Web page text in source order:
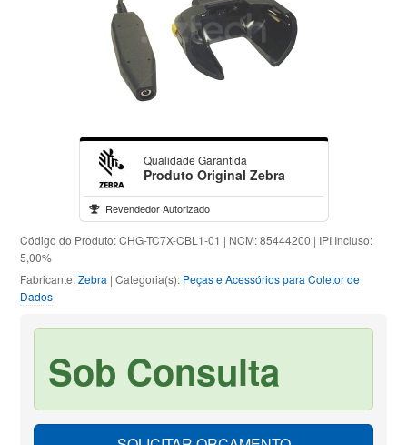
Qualidade Garantida
Produto Original Zebra
Revendedor Autorizado
Código do Produto: CHG-TC7X-CBL1-01 | NCM: 85444200 | IPI Incluso:
5,00%
Fabricante:Zebra | Categoria(s): Peças e Acessórios para Coletor de
Dados
Sob Consulta